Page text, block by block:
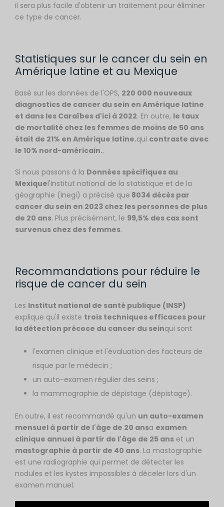
il sera plus facile d'obtenir un traitement pour éliminer
ce type de cancer.
Statistiques sur le cancer du sein en
Amérique latine et au Mexique
Basé sur les données de l'OPS, 220 000 nouveaux
diagnostics de cancer du sein en Amérique latine
et dans les Caraïbes d'ici à 2022. En outre, le taux
de mortalité chez les femmes de moins de 50 ans
était de 21% en Amérique latine.qui contraste avec
le 10% nord-américain..
Si nous passons à la Données spécifiques au
Mexiquel'Institut national de la statistique et de la
géographie (Inegi) a précisé que 8034 décès par
cancer du sein en 2023 chez les personnes de plus
de 20 ans. Plus précisément, le 99,5% des cas sont
survenus chez des femmes.
Recommandations pour réduire le
risque de cancer du sein
Les Institut national de santé publique (INSP)
explique qu'il existe trois techniques efficaces pour
la détection précoce du cancer du seinqui sont
l'examen clinique et l'évaluation des facteurs de
risque par le médecin ;
un auto-examen régulier des seins ;
la mammographie de dépistage (dépistage).
En outre, il est recommandé qu'un un auto-examen
mensuel à partir de l'âge de 20 ansa examen
clinique annuel à partir de l'âge de 25 ans et un
mastographie à partir de 40 ans. La mastographie
est une radiographie qui permet de détecter les
nodules et les kystes impossibles à déceler lors d'un
examen manuel.